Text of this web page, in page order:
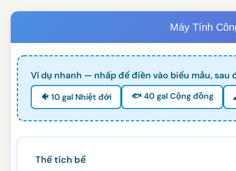
Máy Tính
Ví dụ nhanh — nhấp để điền vào biểu mẫu, sau
🐠 10 gal Nhiệt đới 🐟 40 gal Cộng đồng
Thể tích bể